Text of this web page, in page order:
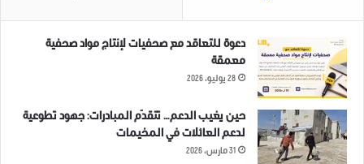
دعوة للتعاقد مع صحفيات لإنتاج مواد صحفية
معمقة
28 يوليو، 2026
حين يغيب الدعم… تتقدّم المبادرات: جهود تطوعية
لدعم العائلات في المخيمات
31 مارس، 2026